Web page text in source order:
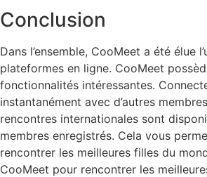
Conclusion
Dans l’ensemble, CooMeet a été élue
plateformes en ligne. CooMeet
fonctionnalités intéressantes.
instantanément avec d’autres
rencontres internationales sont
membres enregistrés. Cela vous
rencontrer les meilleures filles du
CooMeet pour rencontrer les